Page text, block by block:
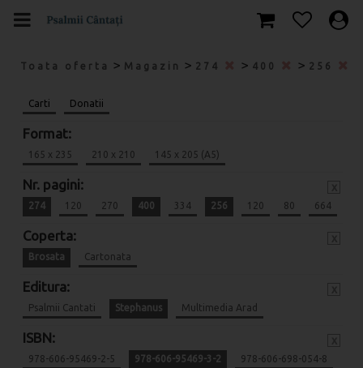
Toata oferta > Magazin > 274 > 400 > 256
Carti Donatii
Format:
165 x 235 210 x 210 145 x 205 (A5)
Nr. pagini:
274 120 270 400 334 256 120 80 664
Coperta:
Brosata Cartonata
Editura:
Psalmii Cantati Stephanus Multimedia Arad
ISBN:
978-606-95469-2-5 978-606-95469-3-2 978-606-698-054-8